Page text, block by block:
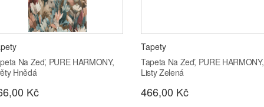
Na Zeď, PURE HARMONY,
Hnědá
Kč
Tapety
Tapeta Na Zeď, PURE HARMONY,
Listy Zelená
466,00 Kč